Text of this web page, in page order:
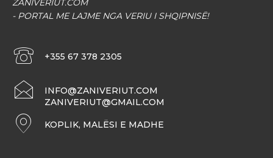
ZANIVERIUT.COM
- PORTAL ME LAJME NGA VERIU I SHQIPNISË!
+355 67 378 2305
INFO@ZANIVERIUT.COM
ZANIVERIUT@GMAIL.COM
KOPLIK, MALËSI E MADHE